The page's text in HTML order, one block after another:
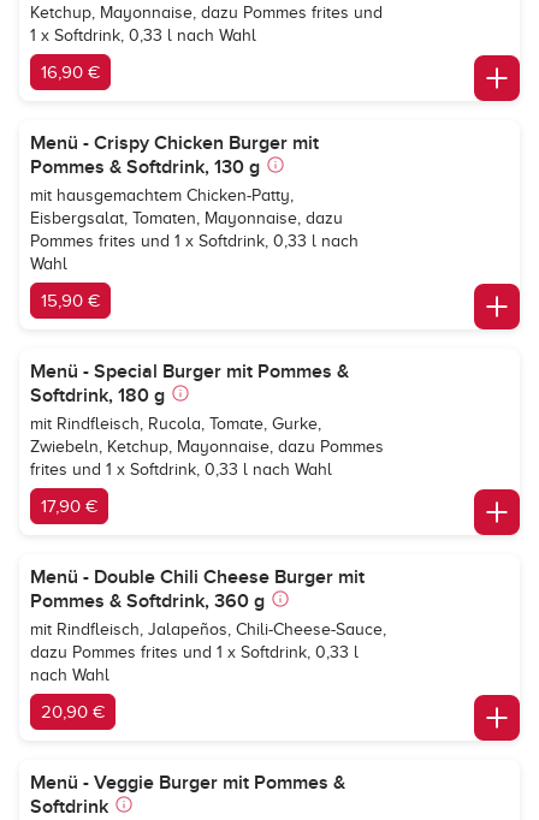
Ketchup, Mayonnaise, dazu Pommes frites und
1 x Softdrink, 0,33 l nach Wahl
16,90 €
Menü - Crispy Chicken Burger mit
Pommes & Softdrink, 130 g
mit hausgemachtem Chicken-Patty,
Eisbergsalat, Tomaten, Mayonnaise, dazu
Pommes frites und 1 x Softdrink, 0,33 l nach
Wahl
15,90 €
Menü - Special Burger mit Pommes &
Softdrink, 180 g
mit Rindfleisch, Rucola, Tomate, Gurke,
Zwiebeln, Ketchup, Mayonnaise, dazu Pommes
frites und 1 x Softdrink, 0,33 l nach Wahl
17,90 €
Menü - Double Chili Cheese Burger mit
Pommes & Softdrink, 360 g
mit Rindfleisch, Jalapeños, Chili-Cheese-Sauce,
dazu Pommes frites und 1 x Softdrink, 0,33 l
nach Wahl
20,90 €
Menü - Veggie Burger mit Pommes &
Softdrink